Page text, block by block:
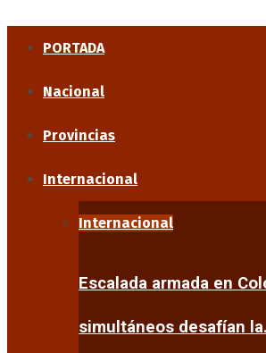
PORTADA
Nacional
Provincias
Internacional
Internacional
Escalada armada en
simultáneos desafían